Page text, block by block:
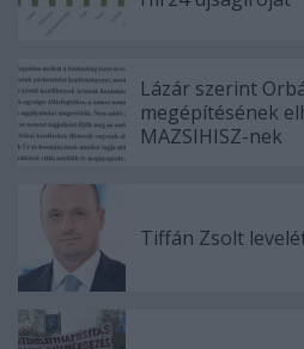
Lázár szerint
megépítésének
MAZSIHISZ-nek
Tiffán Zsolt